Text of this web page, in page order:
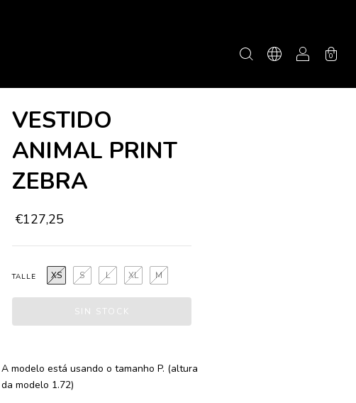
0
VESTIDO
ANIMAL PRINT
ZEBRA
€127,25
TALLE XS S M
L XL
A modelo está usando o tamanho P. (altura
da modelo 1.72)